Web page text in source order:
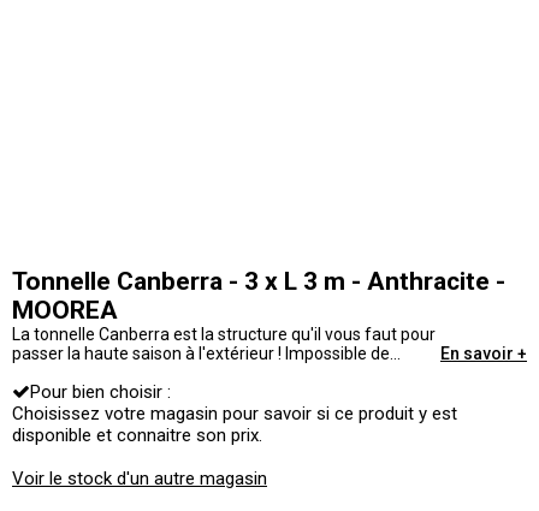
Tonnelle Canberra - 3 x L 3 m - Anthracite -
MOOREA
La tonnelle Canberra est la structure qu'il vous faut pour
passer la haute saison à l'extérieur ! Impossible de
envies.
En savoir +
Pour bien choisir :
Choisissez votre magasin pour savoir si ce produit y est
disponible et connaitre son prix.
Voir le stock d'un autre magasin